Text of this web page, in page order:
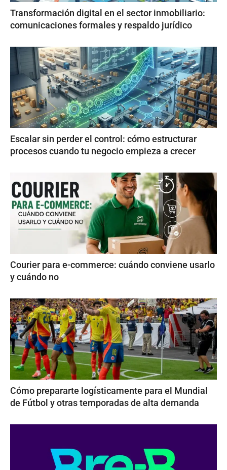
Transformación digital en el sector inmobiliario:
comunicaciones formales y respaldo jurídico
Escalar sin perder el control: cómo estructurar
procesos cuando tu negocio empieza a crecer
Courier para e-commerce: cuándo conviene usarlo
y cuándo no
Cómo prepararte logísticamente para el Mundial
de Fútbol y otras temporadas de alta demanda